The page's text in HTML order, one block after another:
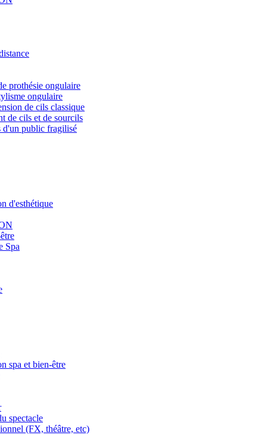
prothésie ongulaire
ongulaire
de cils classique
de cils et de sourcils
d'un public fragilisé
d'esthétique
Spa
spa et bien-être
spectacle
(FX, théâtre, etc)